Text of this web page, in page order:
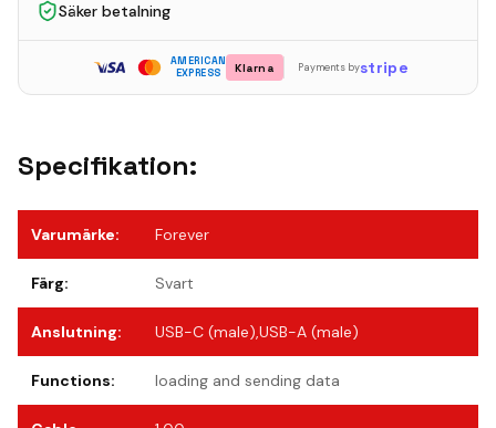
Säker betalning
AMERICAN
EXPRESS
Klarna Payments bystripe
Specifikation:
Varumärke: Forever
Färg: Svart
Anslutning: USB-C (male),USB-A (male)
Functions: loading and sending data